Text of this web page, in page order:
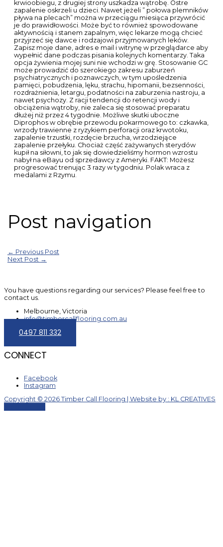
Previous Post
Next Post→
You have questions regarding our services? Please feel free to
contact us.
Melbourne, Victoria
info@timbercallflooring.com.au
0497 811 332
CONNECT
Facebook
Instagram
Copyright © 2026 Timber Call Flooring | Website by : KL CREATIVES